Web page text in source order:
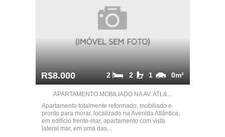
R$8.000 0m²
1
2
2
APARTAMENTO MOBILIADO NA AV. ATL&...
Apartamento totalmente reformado, mobiliado e
pronto para morar, localizado na Avenida Atlântica,
em edifício frente-mar, apartamento com vista
lateral mar, em uma das...